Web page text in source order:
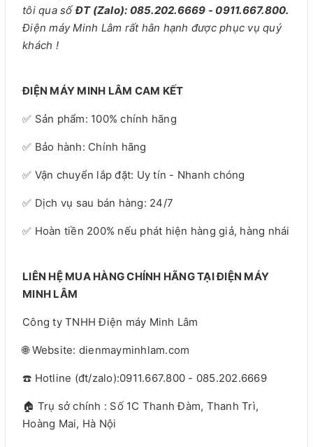
tôi qua sốĐT (Zalo): 085.202.6669 - 0911.667.800.
Điện máy Minh Lâm rất hân hạnh được phục vụ quý
khách !
ĐIỆN MÁY MINH LÂM CAM KẾT
✅ Sản phẩm: 100% chính hãng
✅ Bảo hành: Chính hãng
✅ Vận chuyển lắp đặt: Uy tín - Nhanh chóng
✅ Dịch vụ sau bán hàng: 24/7
✅ Hoàn tiền 200% nếu phát hiện hàng giả, hàng nhái
LIÊN HỆ MUA HÀNG CHÍNH HÃNG TẠI ĐIỆN MÁY
MINH LÂM
Công ty TNHH Điện máy Minh Lâm
🌐 Website: dienmayminhlam.com
☎️ Hotline (đt/zalo):0911.667.800 - 085.202.6669
🏠 Trụ sở chính : Số 1C Thanh Đàm, Thanh Trì,
Hoàng Mai, Hà Nội